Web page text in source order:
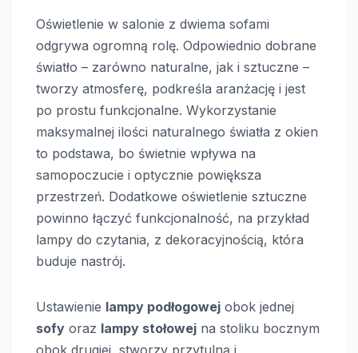
Oświetlenie w salonie z dwiema sofami
odgrywa ogromną rolę. Odpowiednio dobrane
światło – zarówno naturalne, jak i sztuczne –
tworzy atmosferę, podkreśla aranżację i jest
po prostu funkcjonalne. Wykorzystanie
maksymalnej ilości naturalnego światła z okien
to podstawa, bo świetnie wpływa na
samopoczucie i optycznie powiększa
przestrzeń. Dodatkowe oświetlenie sztuczne
powinno łączyć funkcjonalność, na przykład
lampy do czytania, z dekoracyjnością, która
buduje nastrój.
Ustawienie lampy podłogowej obok jednej
sofy oraz lampy stołowej na stoliku bocznym
obok drugiej, stworzy przytulną i